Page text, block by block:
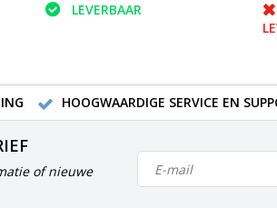
LEVERBAAR
HOOGWAARDIGE SERVICE EN
of nieuwe